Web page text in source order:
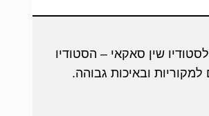
שין סאקאי – הסטודיו
ובאיכות גבוהה.